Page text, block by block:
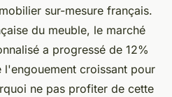
sur-mesure français.
du meuble, le marché
a progressé de 12%
croissant pour
ne pas profiter de cette